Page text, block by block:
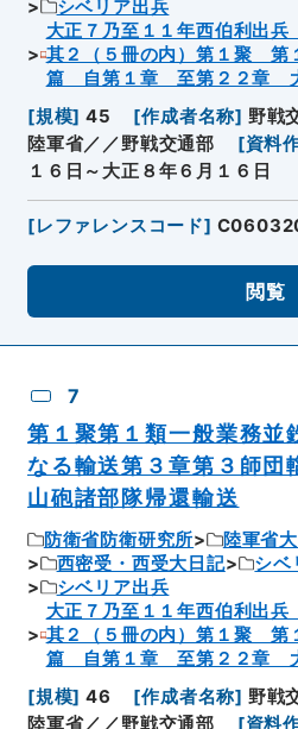
シベリア出兵
大正７乃至１１年西伯利出
其２（５冊の内）第１聚
篇 自第１章 至第２２章
[規模] 45 [作成者名称] 野戦
陸軍省／／野戦交通部
[資料
１６日～大正８年６月１６日
[レファレンスコード]
閲覧
7
第１聚第１類一般業務並
なる輸送第３章第３師団
山砲諸部隊帰還輸送
防衛省防衛研究所
陸軍省
西密受・西受大日記
シベ
シベリア出兵
大正７乃至１１年西伯利出
其２（５冊の内）第１聚
篇 自第１章 至第２２章
[規模] 46 [作成者名称] 野戦
陸軍省／／野戦交通部
[資料